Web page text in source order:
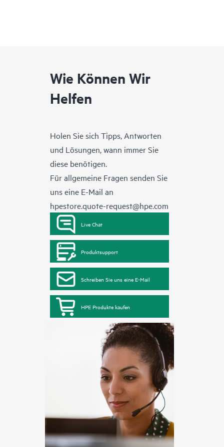
Wie Können Wir
Helfen
Holen Sie sich Tipps, Antworten
und Lösungen, wann immer Sie
diese benötigen.
Für allgemeine Fragen senden Sie
uns eine E-Mail an
hpestore.quote-request@hpe.com
Live Chat
Produktsupport
Schreiben Sie uns eine E-Mail
HPE Produkte kaufen